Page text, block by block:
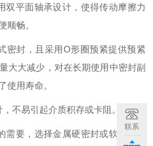
双平面轴承设计，使得传动摩擦力
顺畅。
密封，且采用O形圈预紧提供预紧
大大减少，对在长期使用中密封副
使用寿命。
不易引起介质积存或卡阻。
需要，选择金属硬密封或软密封：
联系